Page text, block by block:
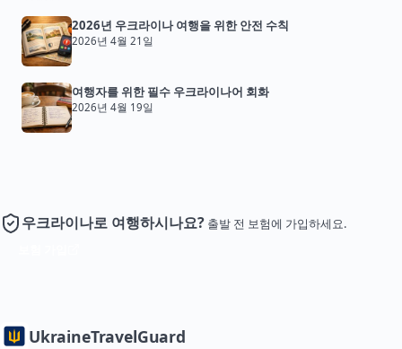
2026년 우크라이나 여행을 위한 안전 수칙
2026년 4월 21일
여행자를 위한 필수 우크라이나어 회화
2026년 4월 19일
우크라이나로 여행하시나요? 출발 전 보험에 가입하세요.
UkraineTravelGuard